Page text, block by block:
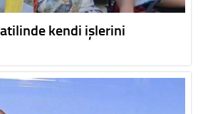
kendi işlerini